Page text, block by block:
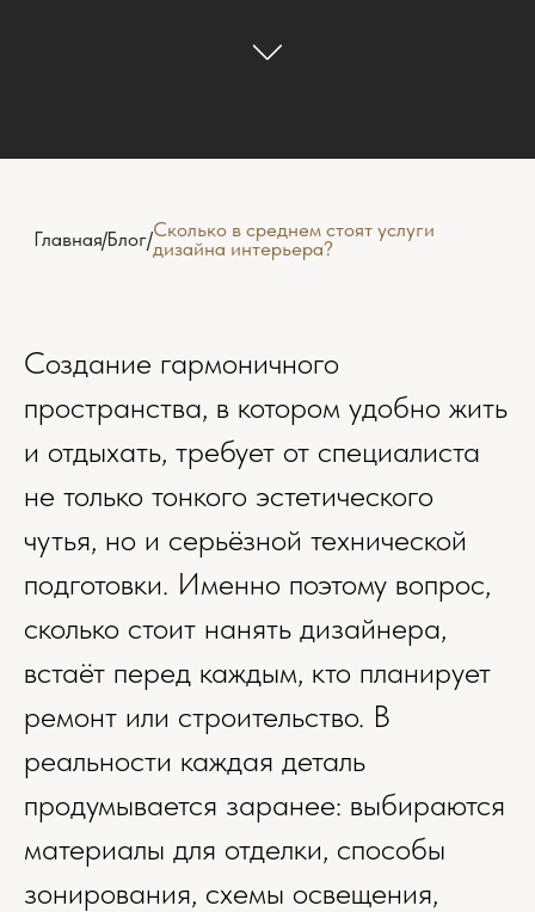
Создание гармоничного
пространства, в котором удобно жить
и отдыхать, требует от специалиста
не только тонкого эстетического
чутья, но и серьёзной технической
подготовки. Именно поэтому вопрос,
сколько стоит нанять дизайнера,
встаёт перед каждым, кто планирует
ремонт или строительство. В
реальности каждая деталь
продумывается заранее: выбираются
материалы для отделки, способы
зонирования, схемы освещения,